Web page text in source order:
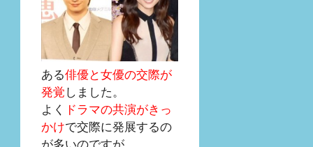
ある俳優と女優の交際が
発覚しました。
よく ドラマの共演がきっ
かけで交際に発展するの